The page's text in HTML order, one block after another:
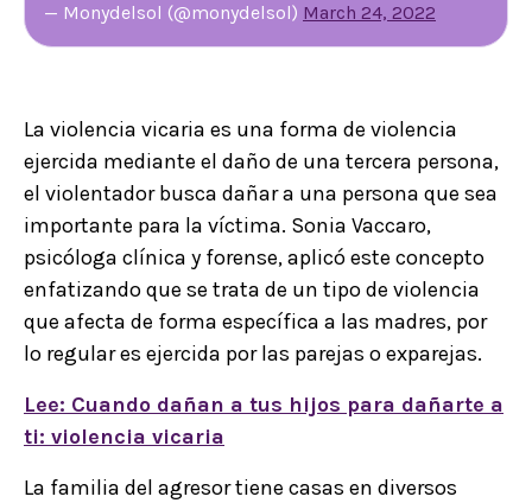
— Monydelsol (@monydelsol) March 24, 2022
La violencia vicaria es una forma de violencia
ejercida mediante el daño de una tercera persona,
el violentador busca dañar a una persona que sea
importante para la víctima. Sonia Vaccaro,
psicóloga clínica y forense, aplicó este concepto
enfatizando que se trata de un tipo de violencia
que afecta de forma específica a las madres, por
lo regular es ejercida por las parejas o exparejas.
Lee: Cuando dañan a tus hijos para dañarte a
ti: violencia vicaria
La familia del agresor tiene casas en diversos